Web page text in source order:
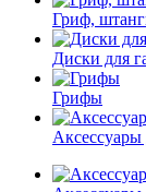
Гриф,
Диски для
Грифы
Аксессуары